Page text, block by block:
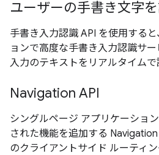
ユーザーの手書き文字
手書き入力認識 API を使用する
ョンで高度な手書き入力認識サ
入力のテキストをリアルタイムで
Navigation API
シングルページ アプリケーショ
された機能を追加する
のクライアントサイド ルーティ